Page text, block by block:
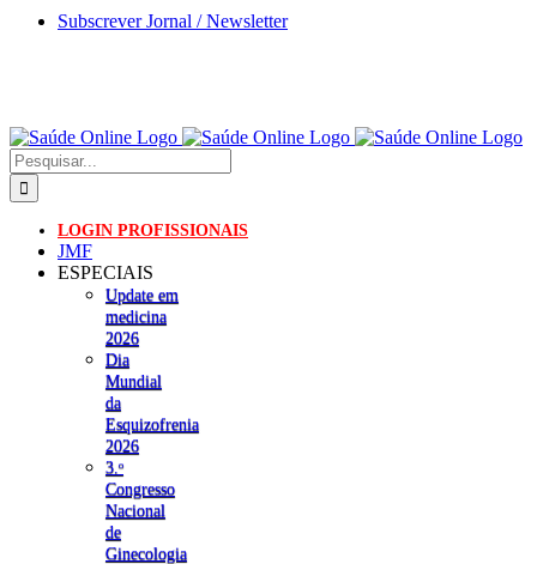
Skip
Subscrever Jornal / Newsletter
Pesquisar
LOGIN PROFISSIONAIS
JMF
ESPECIAIS
Update em
medicina
2026
Dia
Mundial
da
Esquizofrenia
2026
3.ᵒ
Congresso
Nacional
de
Ginecologia